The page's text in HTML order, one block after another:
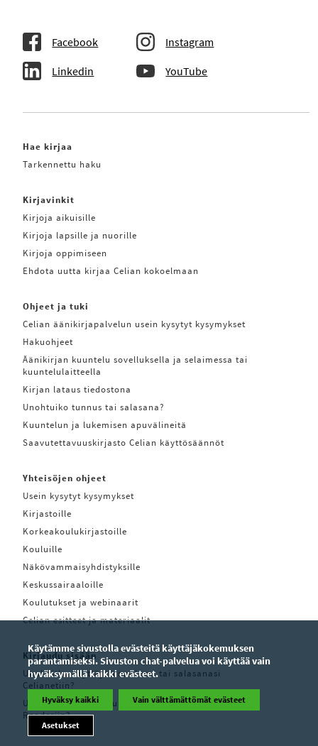
Facebook Instagram
Linkedin YouTube
Hae kirjaa
Tarkennettu haku
Kirjavinkit
Kirjoja aikuisille
Kirjoja lapsille ja nuorille
Kirjoja oppimiseen
Ehdota uutta kirjaa Celian kokoelmaan
Ohjeet ja tuki
Celian äänikirjapalvelun usein kysytyt kysymykset
Hakuohjeet
Äänikirjan kuuntelu sovelluksella ja selaimessa tai
kuuntelulaitteella
Kirjan lataus tiedostona
Unohtuiko tunnus tai salasana?
Kuuntelun ja lukemisen apuvälineitä
Saavutettavuuskirjasto Celian käyttösäännöt
Yhteisöjen ohjeet
Usein kysytyt kysymykset
Kirjastoille
Korkeakoulukirjastoille
Kouluille
Näkövammaisyhdistyksille
Keskussairaaloille
Koulutukset ja webinaarit
Celian esitteet ja materiaalit
Kirjaudu sisään
Unohditko käyttäjätunnuksesi tai salasanasi
Celianetiin?
Unohditko käyttäjätunnuksesi tai salasanasi Pratsam
Readeriin?
Käytämme sivustolla evästeitä käyttäjäkokemuksen
parantamiseksi. Sivuston chat-palvelua voi käyttää vain
hyväksymällä kaikki evästeet.
Hyväksy kaikki Vain välttämättömät evästeet
Asetukset